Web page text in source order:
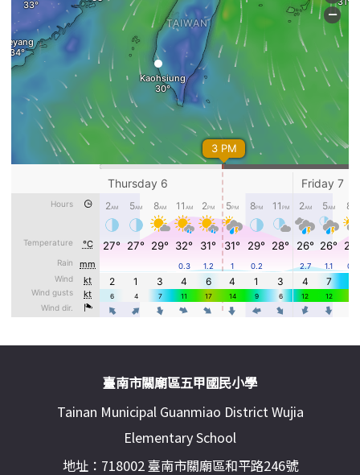
頁尾區域內容臺南市關廟區五甲國民小學
Tainan Municipal Guanmiao District Wujia
Elementary School
地址：718002 臺南市關廟區和平路246號